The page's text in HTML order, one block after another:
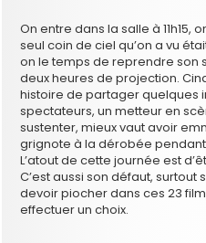
On entre dans la salle à 11h15,
seul coin de ciel qu’on a vu
on le temps de reprendre son
deux heures de projection.
histoire de partager quelques
spectateurs, un metteur en
sustenter, mieux vaut avoir
grignote à la dérobée
L’atout de cette journée est
C’est aussi son défaut, surtout
devoir piocher dans ces 23
effectuer un choix.